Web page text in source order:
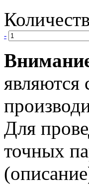
-
являются
Для
точных